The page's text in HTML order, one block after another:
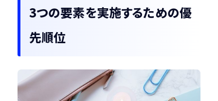
3つの要素を実施するための優
先順位